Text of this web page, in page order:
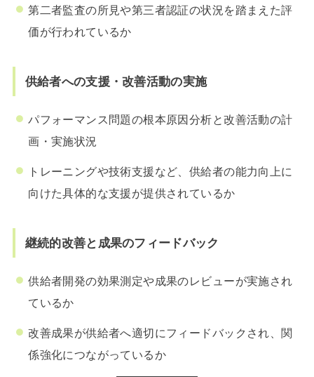
第二者監査の所見や第三者認証の状況を踏まえた評
価が行われているか
供給者への支援・改善活動の実施
パフォーマンス問題の根本原因分析と改善活動の計
画・実施状況
トレーニングや技術支援など、供給者の能力向上に
向けた具体的な支援が提供されているか
継続的改善と成果のフィードバック
供給者開発の効果測定や成果のレビューが実施され
ているか
改善成果が供給者へ適切にフィードバックされ、関
係強化につながっているか